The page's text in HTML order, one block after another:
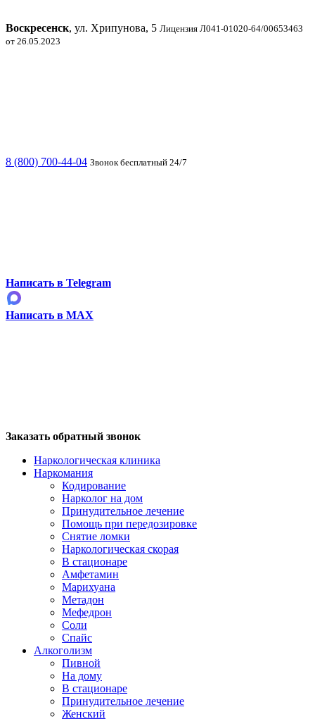
Воскресенск, ул. Хрипунова, 5 Лицензия Л041-01020-64/00653463
от 26.05.2023
8 (800) 700-44-04 Звонок бесплатный 24/7
Написать в Telegram
Написать в MAX
Заказать обратный звонок
Наркологическая клиника
Наркомания
Кодирование
Нарколог на дом
Принудительное лечение
Помощь при передозировке
Снятие ломки
Наркологическая скорая
В стационаре
Амфетамин
Марихуана
Метадон
Мефедрон
Соли
Спайс
Алкоголизм
Пивной
На дому
В стационаре
Принудительное лечение
Женский